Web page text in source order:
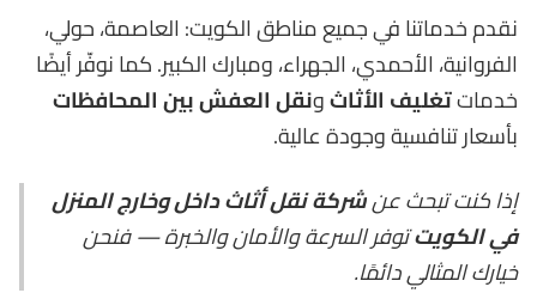
نقدم خدماتنا في جميع مناطق الكويت: العاصمة، حولي،
الفروانية، الأحمدي، الجهراء، ومبارك الكبير. كما نوفّر أيضًا
خدماتتغليف الأثاثونقل العفش بين المحافظات
بأسعار تنافسية وجودة عالية.
إذا كنت تبحث عنشركة نقل أثاث داخل وخارج المنزل
في الكويتتوفر السرعة والأمان والخبرة — فنحن
خيارك المثالي دائمًا.